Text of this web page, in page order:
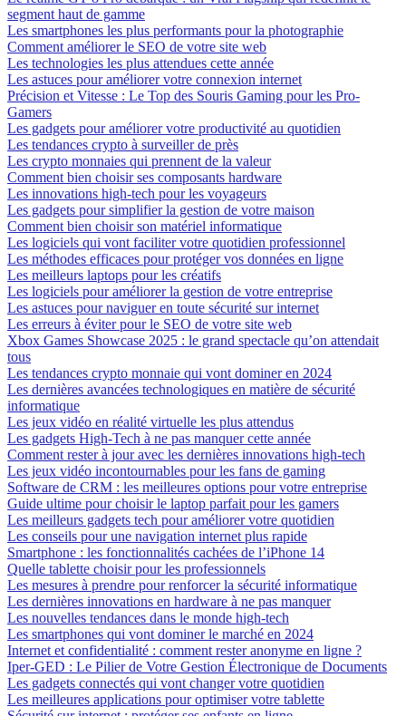
segment haut de gamme
Les smartphones les plus performants pour la photographie
Comment améliorer le SEO de votre site web
Les technologies les plus attendues cette année
Les astuces pour améliorer votre connexion internet
Précision et Vitesse : Le Top des Souris Gaming pour les Pro-
Gamers
Les gadgets pour améliorer votre productivité au quotidien
Les tendances crypto à surveiller de près
Les crypto monnaies qui prennent de la valeur
Comment bien choisir ses composants hardware
Les innovations high-tech pour les voyageurs
Les gadgets pour simplifier la gestion de votre maison
Comment bien choisir son matériel informatique
Les logiciels qui vont faciliter votre quotidien professionnel
Les méthodes efficaces pour protéger vos données en ligne
Les meilleurs laptops pour les créatifs
Les logiciels pour améliorer la gestion de votre entreprise
Les astuces pour naviguer en toute sécurité sur internet
Les erreurs à éviter pour le SEO de votre site web
Xbox Games Showcase 2025 : le grand spectacle qu’on attendait
tous
Les tendances crypto monnaie qui vont dominer en 2024
Les dernières avancées technologiques en matière de sécurité
informatique
Les jeux vidéo en réalité virtuelle les plus attendus
Les gadgets High-Tech à ne pas manquer cette année
Comment rester à jour avec les dernières innovations high-tech
Les jeux vidéo incontournables pour les fans de gaming
Software de CRM : les meilleures options pour votre entreprise
Guide ultime pour choisir le laptop parfait pour les gamers
Les meilleurs gadgets tech pour améliorer votre quotidien
Les conseils pour une navigation internet plus rapide
Smartphone : les fonctionnalités cachées de l’iPhone 14
Quelle tablette choisir pour les professionnels
Les mesures à prendre pour renforcer la sécurité informatique
Les dernières innovations en hardware à ne pas manquer
Les nouvelles tendances dans le monde high-tech
Les smartphones qui vont dominer le marché en 2024
Internet et confidentialité : comment rester anonyme en ligne ?
Iper-GED : Le Pilier de Votre Gestion Électronique de Documents
Les gadgets connectés qui vont changer votre quotidien
Les meilleures applications pour optimiser votre tablette